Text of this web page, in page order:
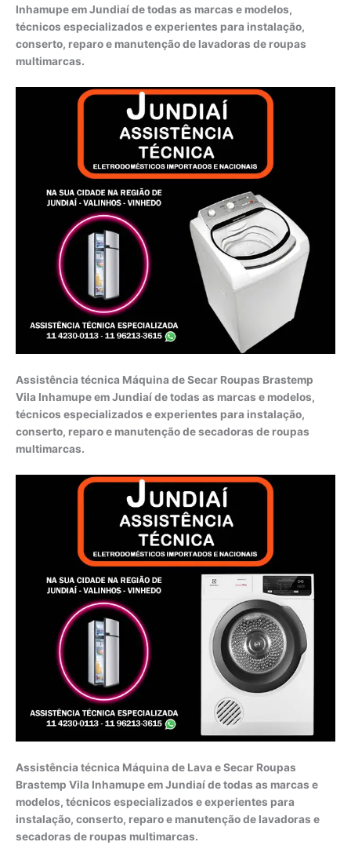
Inhamupe em Jundiaí de todas as marcas e modelos,
técnicos especializados e experientes para instalação,
conserto, reparo e manutenção de lavadoras de roupas
multimarcas.
Assistência técnica Máquina de Secar Roupas Brastemp
Vila Inhamupe em Jundiaí de todas as marcas e modelos,
técnicos especializados e experientes para instalação,
conserto, reparo e manutenção de secadoras de roupas
multimarcas.
Assistência técnica Máquina de Lava e Secar Roupas
Brastemp Vila Inhamupe em Jundiaí de todas as marcas e
modelos, técnicos especializados e experientes para
instalação, conserto, reparo e manutenção de lavadoras e
secadoras de roupas multimarcas.